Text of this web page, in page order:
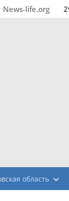
News‑life.org
область